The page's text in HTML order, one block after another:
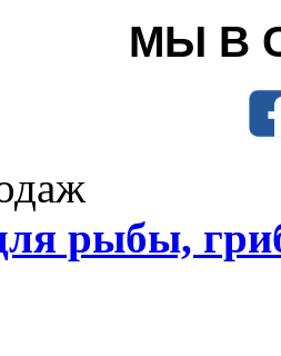
МЫ В
рыбы,